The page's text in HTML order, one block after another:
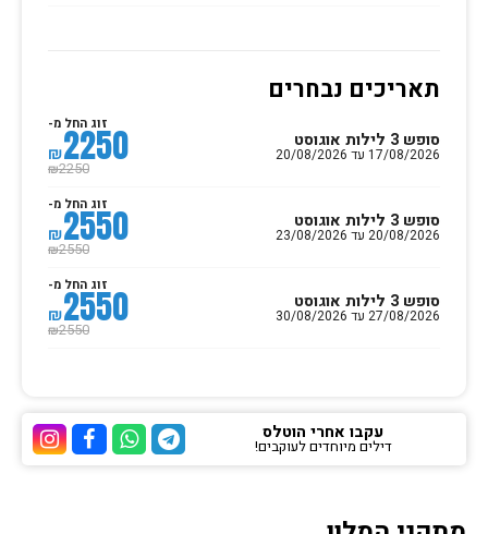
תאריכים נבחרים
סופש 3 לילות אוגוסט
17/08/2026 עד 20/08/2026
זוג החל מ-
₪2250
₪2250
סופש 3 לילות אוגוסט
20/08/2026 עד 23/08/2026
זוג החל מ-
₪2550
₪2550
סופש 3 לילות אוגוסט
27/08/2026 עד 30/08/2026
זוג החל מ-
₪2550
₪2550
ערוץ ערוץ
ערוץ הוואטסאפ של
ערוץ הטלגרם של הוטלס
עקבו אחרי הוטלס
דילים מיוחדים לעוקבים!